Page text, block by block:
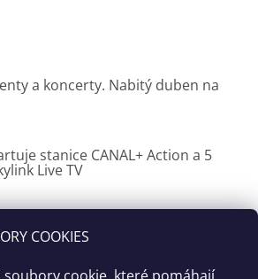
COOKIES
a koncerty. Nabitý duben na
stanice CANAL+ Action a 5
Live TV